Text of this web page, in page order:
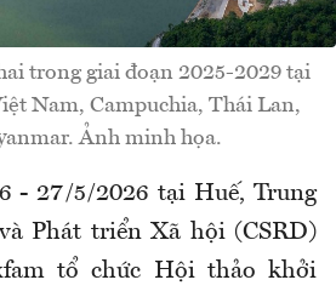
trong giai đoạn 2025-2029 tại
Nam, Campuchia, Thái Lan,
Ảnh minh họa.
- 27/5/2026 tại Huế, Trung
Phát triển Xã hội (CSRD)
tổ chức Hội thảo khởi